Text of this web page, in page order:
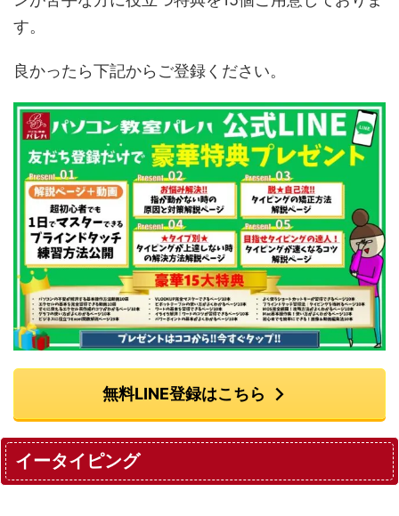
す。
良かったら下記からご登録ください。
無料LINE登録はこちら
イータイピング